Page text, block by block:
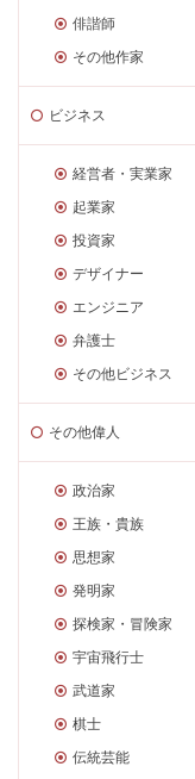
俳諧師
その他作家
ビジネス
経営者・実業家
起業家
投資家
デザイナー
エンジニア
弁護士
その他ビジネス
その他偉人
政治家
王族・貴族
思想家
発明家
探検家・冒険家
宇宙飛行士
武道家
棋士
伝統芸能